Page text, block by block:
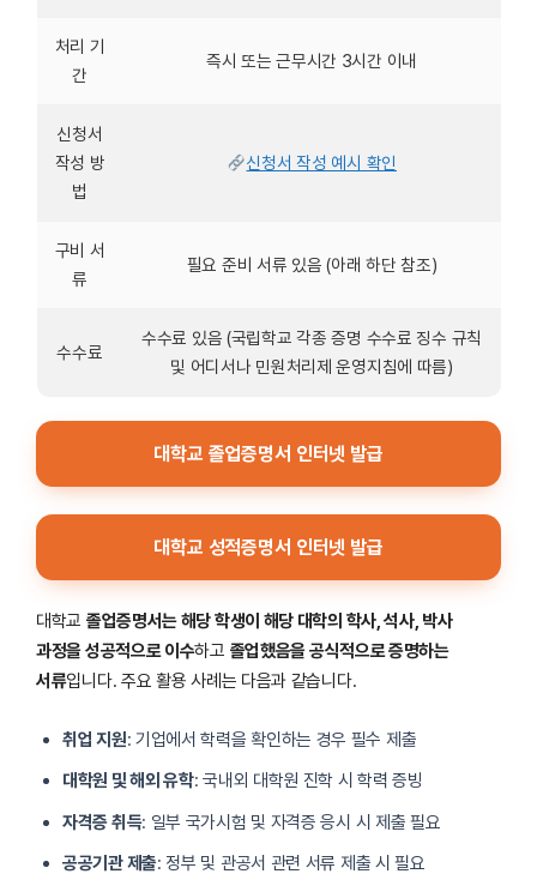
처리 기
간
즉시 또는 근무시간 3시간 이내
신청서
작성 방
법
신청서 작성 예시 확인
구비 서
류
필요 준비 서류 있음 (아래 하단 참조)
수수료
수수료 있음 (국립학교 각종 증명 수수료 징수 규칙
및 어디서나 민원처리제 운영지침에 따름)
대학교 졸업증명서 인터넷 발급
대학교 성적증명서 인터넷 발급
대학교 졸업증명서는 해당 학생이 해당 대학의 학사, 석사, 박사
과정을 성공적으로 이수하고 졸업했음을 공식적으로 증명하는
서류입니다. 주요 활용 사례는 다음과 같습니다.
취업 지원: 기업에서 학력을 확인하는 경우 필수 제출
대학원 및 해외 유학: 국내외 대학원 진학 시 학력 증빙
자격증 취득: 일부 국가시험 및 자격증 응시 시 제출 필요
공공기관 제출: 정부 및 관공서 관련 서류 제출 시 필요